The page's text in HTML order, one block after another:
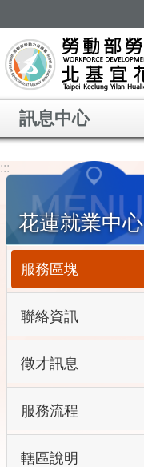
訊息中心
:::
花蓮就業中心
服務區塊
聯絡資訊
徵才訊息
服務流程
轄區說明